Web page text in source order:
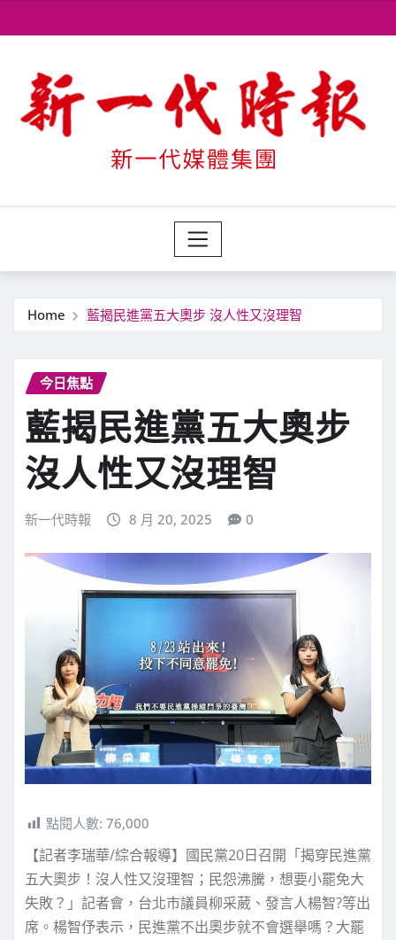
to
Home 藍揭民進黨五大奧步 沒人性又沒理智
今日焦點
藍揭民進黨五大奧步
沒人性又沒理智
新一代時報 8 月 20, 2025 0
點閱人數: 76,000
【記者李瑞華/綜合報導】國民黨20日召開「揭穿民進黨
五大奧步！沒人性又沒理智；民怨沸騰，想要小罷免大
失敗？」記者會，台北市議員柳采葳、發言人楊智?等出
席。楊智伃表示，民進黨不出奧步就不會選舉嗎？大罷